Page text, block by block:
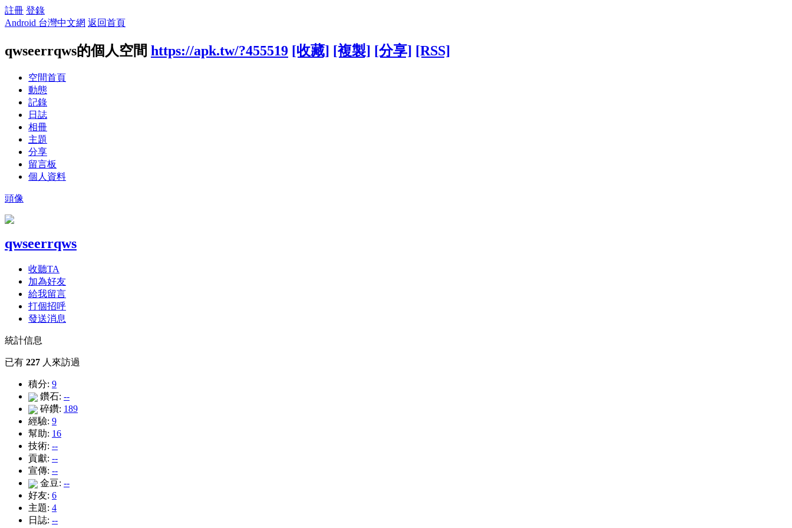
註冊 登錄
Android 台灣中文網 返回首頁
qwseerrqws的個人空間 https://apk.tw/?455519 [收藏] [複製] [分享] [RSS]
空間首頁
動態
記錄
日誌
相冊
主題
分享
留言板
個人資料
頭像
qwseerrqws
收聽TA
加為好友
給我留言
打個招呼
發送消息
統計信息
已有 227 人來訪過
積分: 9
鑽石: --
碎鑽: 189
經驗: 9
幫助: 16
技術: --
貢獻: --
宣傳: --
金豆: --
好友: 6
主題: 4
日誌: --